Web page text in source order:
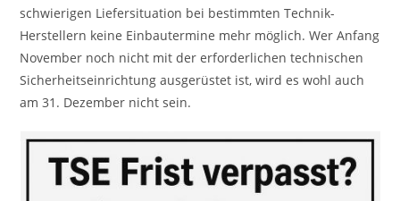
schwierigen Liefersituation bei bestimmten Technik-
Herstellern keine Einbautermine mehr möglich. Wer Anfang
November noch nicht mit der erforderlichen technischen
Sicherheitseinrichtung ausgerüstet ist, wird es wohl auch
am 31. Dezember nicht sein.